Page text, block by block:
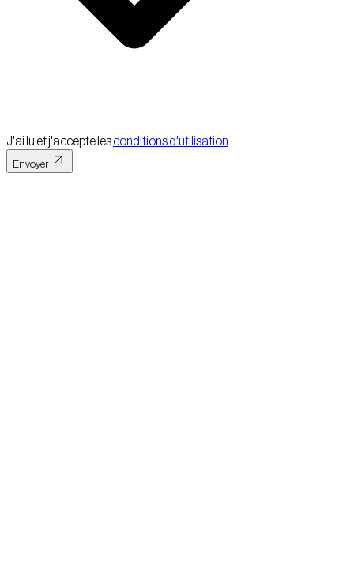
J'ai lu et j'accepte lesconditions d'utilisation
Envoyer